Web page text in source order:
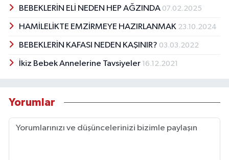
BEBEKLERİN ELİ NEDEN HEP AĞZINDA 07.02.2025
HAMİLELİKTE EMZİRMEYE HAZIRLANMAK 23.10.2024
BEBEKLERİN KAFASI NEDEN KAŞINIR? 03.03.2022
İkiz Bebek Annelerine Tavsiyeler 16.12.2021
Yorumlar